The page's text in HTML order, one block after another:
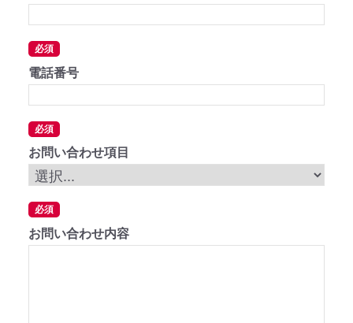
必須
電話番号
必須
お問い合わせ項目
必須
お問い合わせ内容